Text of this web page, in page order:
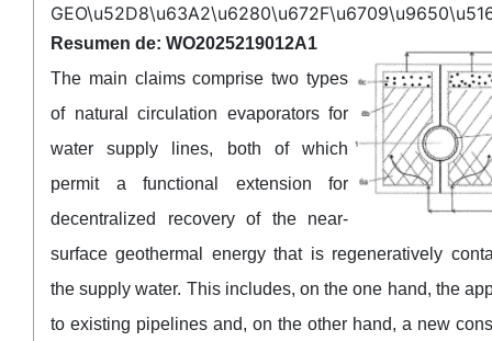
Resumen de: WO2025219012A1
The main claims comprise two types
of natural circulation evaporators for
water supply lines, both of which
permit a functional extension for
decentralized recovery of the near-
surface geothermal energy that is regeneratively
the supply water. This includes, on the one hand, the
to existing pipelines and, on the other hand, a new